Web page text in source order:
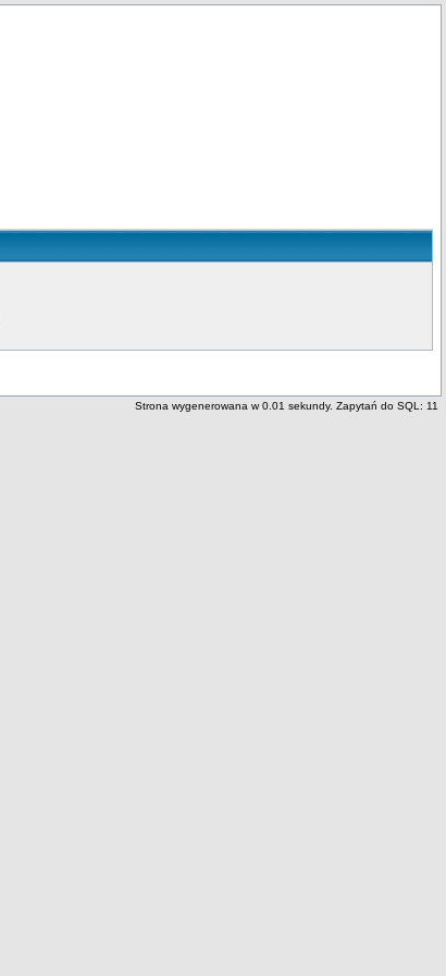
Strona wygenerowana w 0.01 sekundy. Zapytań do SQL: 11